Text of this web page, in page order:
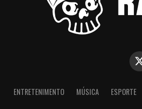
ENTRETENIMENTO MÚSICA ESPORTE